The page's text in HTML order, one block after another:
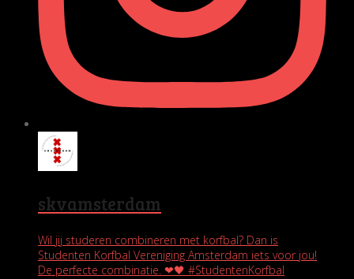
skvamsterdam
Wil jij studeren combineren met korfbal? Dan is
Studenten Korfbal Vereniging Amsterdam iets voor jou!
De perfecte combinatie. ❤🖤 #StudentenKorfbal